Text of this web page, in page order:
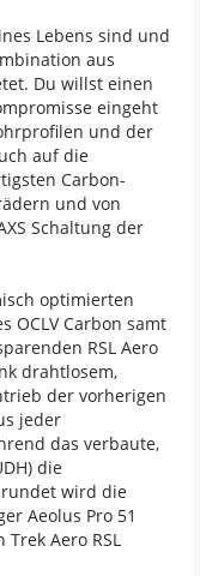
Lebens sind und
aus
Du willst einen
eingeht
und der
auf die
Carbon-
und von
Schaltung der
optimierten
OCLV Carbon samt
RSL Aero
drahtlosem,
der vorherigen
jeder
das verbaute,
die
wird die
Aeolus Pro 51
Aero RSL